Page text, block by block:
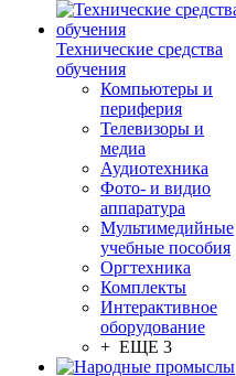
Технические средства
обучения
Компьютеры и
периферия
Телевизоры и
медиа
Аудиотехника
Фото- и видио
аппаратура
Мультимедийные
учебные пособия
Оргтехника
Комплекты
Интерактивное
оборудование
+ ЕЩЕ 3